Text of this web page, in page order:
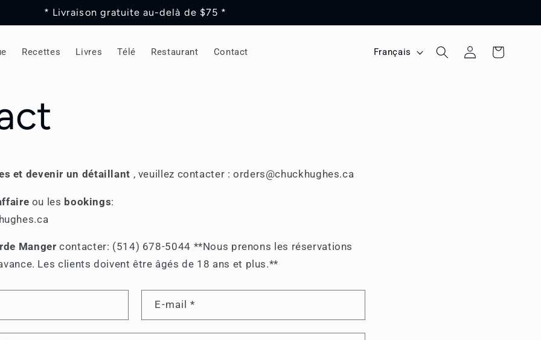
* Livraison gratuite au-delà de $75 *
Recettes Livres Télé Restaurant Contact
LFrançais ConnexionPanier
et devenir un détaillant , veuillez contacter : orders@chuckhughes.ca
ou les bookings:
Manger contacter: (514) 678-5044 **Nous prenons les réservations
Les clients doivent être âgés de 18 ans et plus.**
E-mail *